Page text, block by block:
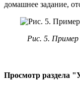
домашнее задание,
Рис. 5. Пример
Просмотр раздела